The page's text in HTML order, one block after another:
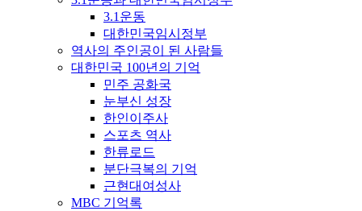
3.1운동
대한민국임시정부
역사의 주인공이 된 사람들
대한민국 100년의 기억
민주 공화국
눈부신 성장
한인이주사
스포츠 역사
한류로드
분단극복의 기억
근현대여성사
MBC 기억록